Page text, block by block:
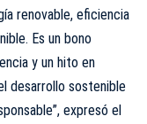
renovable, eficiencia
Es un bono
y un hito en
desarrollo sostenible
expresó el